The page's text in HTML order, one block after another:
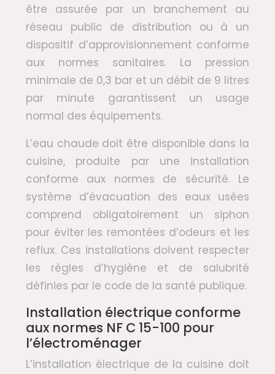
être assurée par un branchement au
réseau public de distribution ou à un
dispositif d’approvisionnement conforme
aux normes sanitaires. La pression
minimale de 0,3 bar et un débit de 9 litres
par minute garantissent un usage
normal des équipements.
L’eau chaude doit être disponible dans la
cuisine, produite par une installation
conforme aux normes de sécurité. Le
système d’évacuation des eaux usées
comprend obligatoirement un siphon
pour éviter les remontées d’odeurs et les
reflux. Ces installations doivent respecter
les règles d’hygiène et de salubrité
définies par le code de la santé publique.
Installation électrique conforme
aux normes NF C 15-100 pour
l’électroménager
L’installation électrique de la cuisine doit